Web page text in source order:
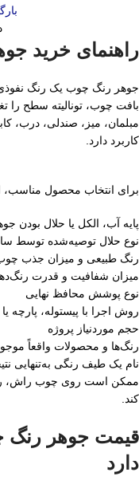
راهنمای خرید
جوهر رنگ چوب یک رنگ
بافت چوب، تونالیته سطح را
مبلمان، میز، صندلی، درب،
کاربرد دارد.
برای انتخاب محصول مناسب،
پایه آب، الکل یا حلال بودن
نوع حلال توصیه‌شده توسط
رنگ طبیعی و میزان جذب
میزان شفافیت و قدرت
نوع پوشش محافظ نهایی
روش اجرا با پیستوله، پارچه
حجم موردنیاز پروژه
رنگ‌ها و محصولات واقعاً
نام یک طیف رنگی به‌تنهایی
ممکن است روی چوب راش،
کند.
قیمت جوهر رنگ
دارد